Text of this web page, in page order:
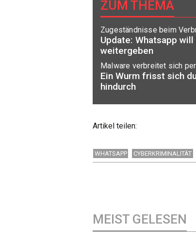
ZUM THEMA
Zugeständnisse beim
Update: Whatsapp
weitergeben
Malware verbreitet sich
Ein Wurm frisst sich
hindurch
Artikel teilen:
WHATSAPP CYBERKRIMINALITÄT
MEIST GELESEN